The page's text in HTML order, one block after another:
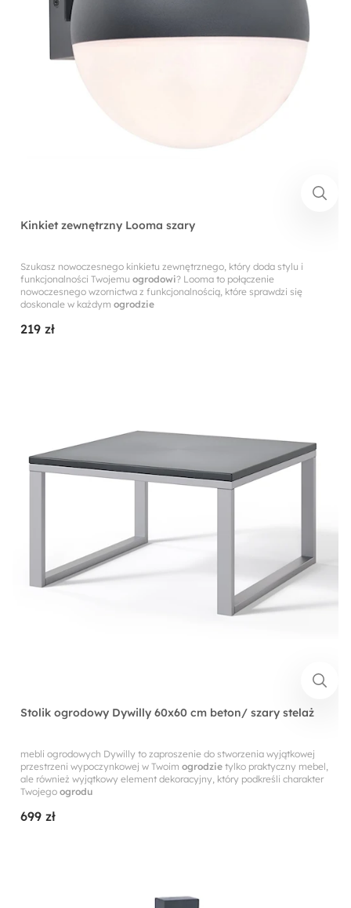
Kinkiet zewnętrzny Looma szary
Szukasz nowoczesnego kinkietu zewnętrznego, który doda stylu i
funkcjonalności Twojemu ogrodowi? Looma to połączenie
nowoczesnego wzornictwa z funkcjonalnością, które sprawdzi się
doskonale w każdym ogrodzie
219 zł
Stolik ogrodowy Dywilly 60x60 cm beton/ szary stelaż
mebli ogrodowych Dywilly to zaproszenie do stworzenia wyjątkowej
przestrzeni wypoczynkowej w Twoim ogrodzie tylko praktyczny mebel,
ale również wyjątkowy element dekoracyjny, który podkreśli charakter
Twojego ogrodu
699 zł